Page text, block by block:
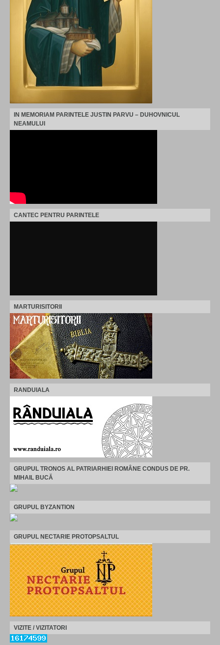
IN MEMORIAM PARINTELE JUSTIN PARVU – DUHOVNICUL
NEAMULUI
CANTEC PENTRU PARINTELE
MARTURISITORII
RANDUIALA
GRUPUL TRONOS AL PATRIARHIEI ROMÂNE CONDUS DE PR.
MIHAIL BUCĂ
GRUPUL BYZANTION
GRUPUL NECTARIE PROTOPSALTUL
VIZITE / VIZITATORI